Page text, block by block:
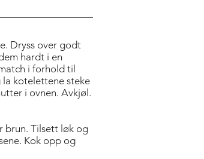
Dryss over godt
hardt i en
i forhold til
la kotelettene steke
i ovnen. Avkjøl.
brun. Tilsett løk og
Kok opp og